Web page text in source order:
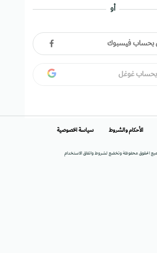
أو
بحساب فيسبوك
بحساب غوغل
الحقوق محفوظة وتخضع لشروط واتفاق الاستخدام
الأحكام والشروط سياسة الخصوصية